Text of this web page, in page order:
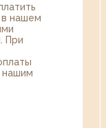
нашем
При
нашим